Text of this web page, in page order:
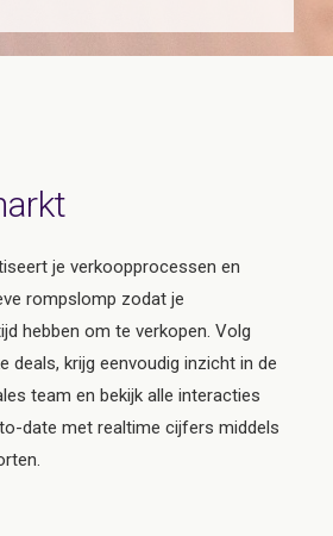
je verkoopprocessen en
rompslomp zodat je
hebben om te verkopen. Volg
deals, krijg eenvoudig inzicht in de
team en bekijk alle interacties
date met realtime cijfers middels